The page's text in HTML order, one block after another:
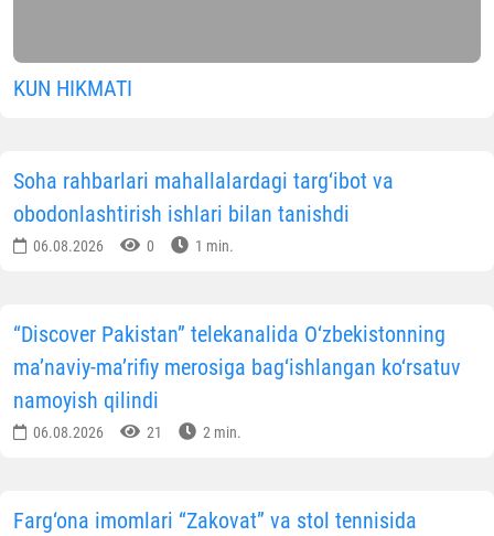
KUN HIKMATI
Soha rahbarlari mahallalardagi targ‘ibot va
obodonlashtirish ishlari bilan tanishdi
06.08.2026 0 1 min.
“Discover Pakistan” telekanalida O‘zbekistonning
ma’naviy-ma’rifiy merosiga bag‘ishlangan ko‘rsatuv
namoyish qilindi
06.08.2026 21 2 min.
Farg‘ona imomlari “Zakovat” va stol tennisida